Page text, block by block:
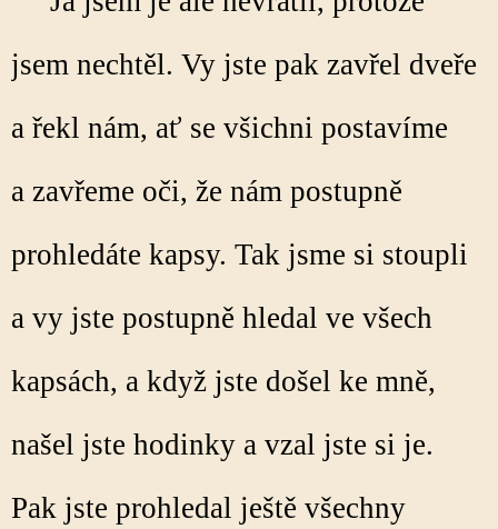
jsem nechtěl. Vy jste pak zavřel dveře
a řekl nám, ať se všichni postavíme
a zavřeme oči, že nám postupně
prohledáte kapsy. Tak jsme si stoupli
a vy jste postupně hledal ve všech
kapsách, a když jste došel ke mně,
našel jste hodinky a vzal jste si je.
Pak jste prohledal ještě všechny